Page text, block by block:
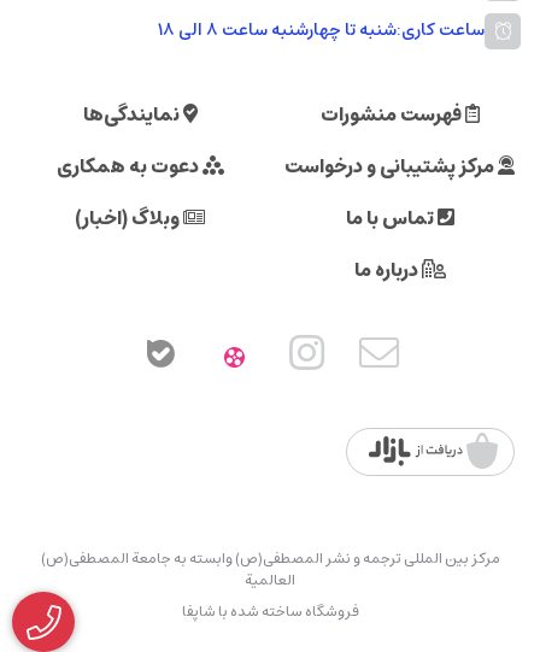
ساعت کاری:شنبه تا چهارشنبه ساعت ۸ الی ۱۸
فهرست منشورات
نمایندگی‌ها
مرکز پشتیبانی و درخواست
دعوت به همکاری
تماس با ما
وبلاگ (اخبار)
درباره ما
مرکز بین المللی ترجمه و نشر المصطفی(ص) وابسته به جامعة المصطفی(ص)
العالمیة
فروشگاه ساخته شده با شاپفا